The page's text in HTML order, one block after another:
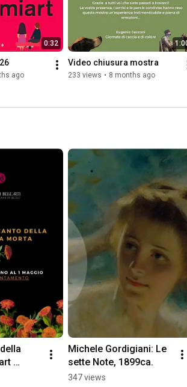
0:32
ago
Video chiusura mostra
233 views • 8 months ago
Michele Gordigiani: Le
sette Note, 1899ca.
347 views